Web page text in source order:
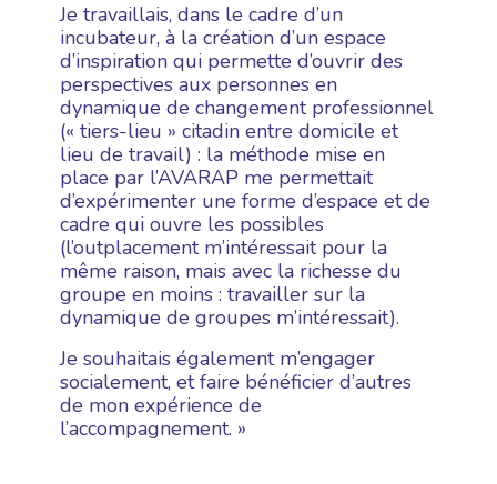
Je travaillais, dans le cadre d’un
incubateur, à la création d’un espace
d’inspiration qui permette d’ouvrir des
perspectives aux personnes en
dynamique de changement professionnel
(« tiers-lieu » citadin entre domicile et
lieu de travail) : la méthode mise en
place par l’AVARAP me permettait
d’expérimenter une forme d’espace et de
cadre qui ouvre les possibles
(l’outplacement m’intéressait pour la
même raison, mais avec la richesse du
groupe en moins : travailler sur la
dynamique de groupes m’intéressait).
Je souhaitais également m’engager
socialement, et faire bénéficier d’autres
de mon expérience de
l’accompagnement. »